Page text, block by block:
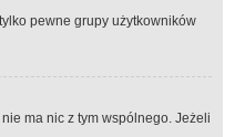
pewne grupy użytkowników
ma nic z tym wspólnego. Jeżeli